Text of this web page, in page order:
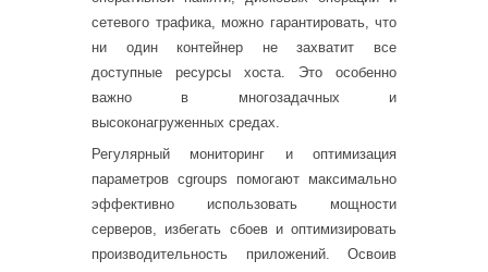
сетевого трафика, можно гарантировать, что
ни один контейнер не захватит все
доступные ресурсы хоста. Это особенно
важно в многозадачных и
высоконагруженных средах.
Регулярный мониторинг и оптимизация
параметров cgroups помогают максимально
эффективно использовать мощности
серверов, избегать сбоев и оптимизировать
производительность приложений. Освоив